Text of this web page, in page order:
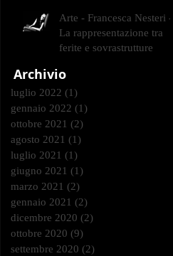
Arte - Francesca Nesteri -
La rappresentazione tra
ferite e sovrastrutture
Archivio
luglio 2022 (1)
gennaio 2022 (1)
ottobre 2021 (2)
agosto 2021 (1)
luglio 2021 (1)
giugno 2021 (1)
marzo 2021 (2)
gennaio 2021 (2)
dicembre 2020 (2)
ottobre 2020 (9)
settembre 2020 (2)